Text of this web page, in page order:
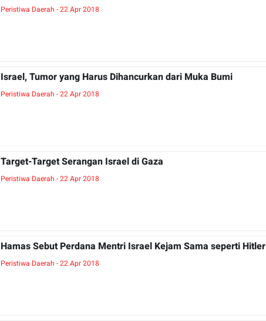
Peristiwa Daerah - 22 Apr 2018
Israel, Tumor yang Harus Dihancurkan dari Muka Bumi
Peristiwa Daerah - 22 Apr 2018
Target-Target Serangan Israel di Gaza
Peristiwa Daerah - 22 Apr 2018
Hamas Sebut Perdana Mentri Israel Kejam Sama seperti Hitler
Peristiwa Daerah - 22 Apr 2018